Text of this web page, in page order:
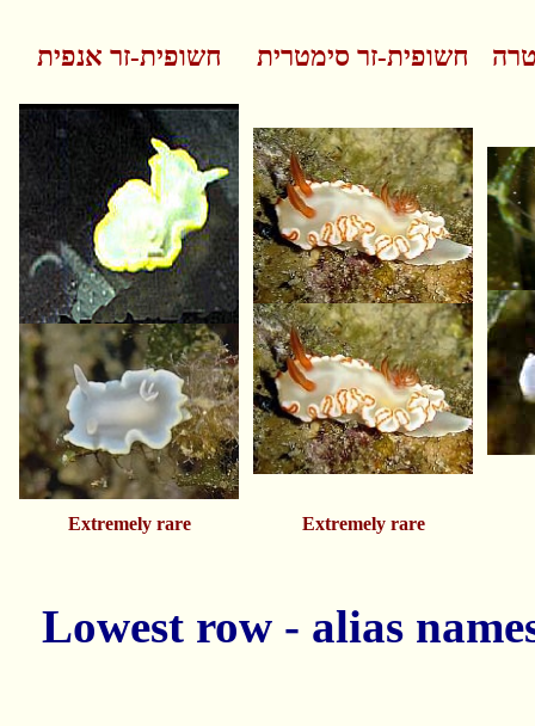
חשופית-זר אנפית חשופית-זר סימטרית
Extremely rare Extremely rare